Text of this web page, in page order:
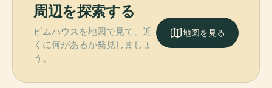
周辺を探索する
ビムハウスを地図で見て、近
くに何があるか発見しましょ
う。
地図を見る